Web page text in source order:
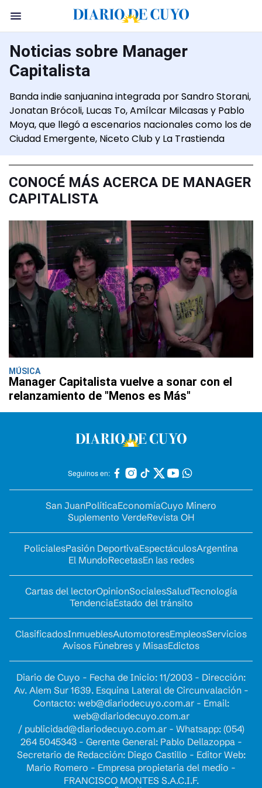
Noticias sobre Manager
Capitalista
Banda indie sanjuanina integrada por Sandro Storani,
Jonatan Brócoli, Lucas To, Amílcar Milcasas y Pablo
Moya, que llegó a escenarios nacionales como los de
Ciudad Emergente, Niceto Club y La Trastienda
CONOCÉ MÁS ACERCA DE MANAGER
CAPITALISTA
MÚSICA
Manager Capitalista vuelve a sonar con el
relanzamiento de "Menos es Más"
Seguinos en:
San JuanPolíticaEconomíaCuyo Minero
Suplemento VerdeRevista OH
PolicialesPasión DeportivaEspectáculosArgentina
El MundoRecetasEn las redes
Cartas del lectorOpinionSocialesSaludTecnología
TendenciaEstado del tránsito
ClasificadosInmueblesAutomotoresEmpleosServicios
Avisos Fúnebres y MisasEdictos
Diario de Cuyo - Fecha de Inicio: 11/2003 - Dirección:
Av. Alem Sur 1639. Esquina Lateral de Circunvalación -
Contacto: web@diariodecuyo.com.ar- Email:
web@diariodecuyo.com.ar
/ publicidad@diariodecuyo.com.ar- Whatsapp: (054)
264 5045343 - Gerente General: Pablo Dellazoppa -
Secretario de Redacción: Diego Castillo - Editor Web:
Mario Romero - Empresa propietaria del medio -
FRANCISCO MONTES S.A.C.I.F.